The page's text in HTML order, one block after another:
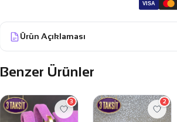
VISA
Ürün Açıklaması
Benzer Ürünler
3 2